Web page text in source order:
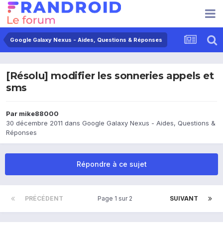
Google Galaxy Nexus - Aides, Questions & Réponses
[Résolu] modifier les sonneries appels et
sms
Par mike88000
30 décembre 2011 dans Google Galaxy Nexus - Aides, Questions &
Réponses
Répondre à ce sujet
PRÉCÉDENT SUIVANT
Page 1 sur 2